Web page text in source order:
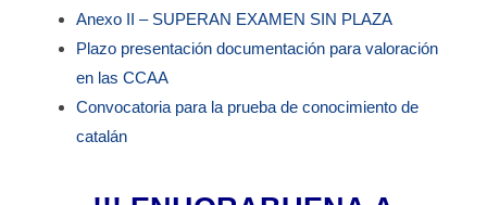
Anexo II – SUPERAN EXAMEN SIN PLAZA
Plazo presentación documentación para valoración
en las CCAA
Convocatoria para la prueba de conocimiento de
catalán